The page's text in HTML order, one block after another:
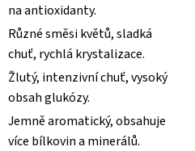
na antioxidanty.
Různé směsi květů, sladká
chuť, rychlá krystalizace.
Žlutý, intenzivní chuť, vysoký
obsah glukózy.
Jemně aromatický, obsahuje
více bílkovin a minerálů.